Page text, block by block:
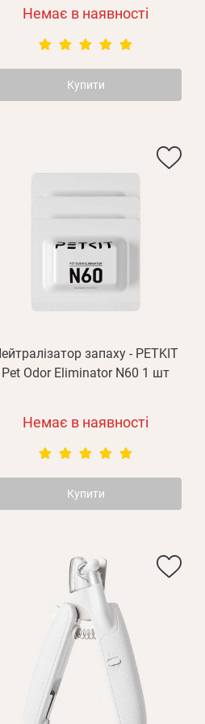
Немає в наявності
Купити
запаху - PETKIT
Pet Odor Eliminator N60 1 шт
Немає в наявності
Купити